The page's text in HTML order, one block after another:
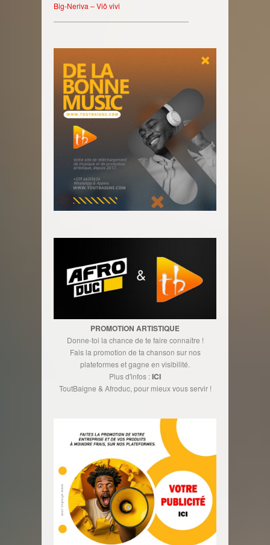
Big-Neriva – Viô vivi
PROMOTION ARTISTIQUE
Donne-toi la chance de te faire connaître !
Fais la promotion de ta chanson sur nos
plateformes et gagne en visibilité.
Plus d'infos :ICI
ToutBaigne & Afroduc, pour mieux vous servir !